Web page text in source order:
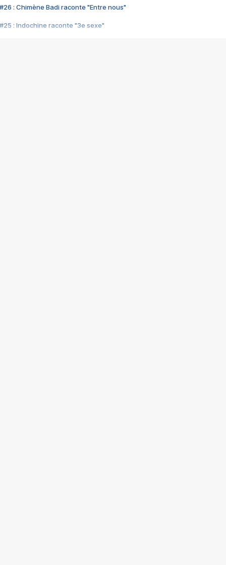
#26 : Chimène Badi raconte "Entre nous"
#25 : Indochine raconte "3e sexe"